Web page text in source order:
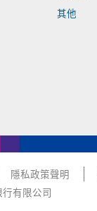
其他
隱私政策聲明
有限公司